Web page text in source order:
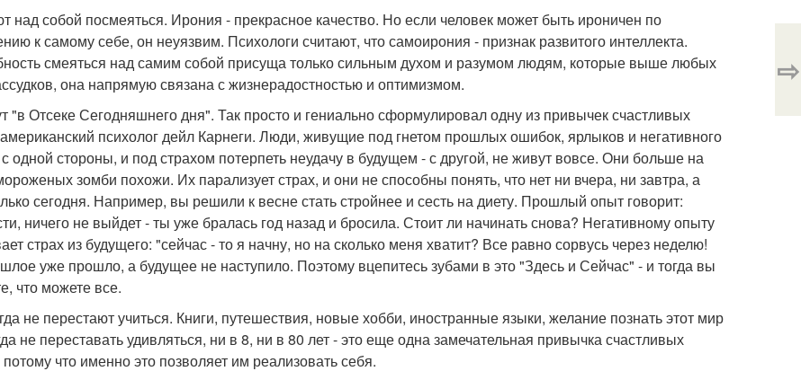
над собой посмеяться. Ирония - прекрасное качество. Но если человек может быть ироничен по
к самому себе, он неуязвим. Психологи считают, что самоирония - признак развитого интеллекта.
смеяться над самим собой присуща только сильным духом и разумом людям, которые выше любых
она напрямую связана с жизнерадостностью и оптимизмом.
"в Отсеке Сегодняшнего дня". Так просто и гениально сформулировал одну из привычек счастливых
психолог дейл Карнеги. Люди, живущие под гнетом прошлых ошибок, ярлыков и негативного
одной стороны, и под страхом потерпеть неудачу в будущем - с другой, не живут вовсе. Они больше на
зомби похожи. Их парализует страх, и они не способны понять, что нет ни вчера, ни завтра, а
сегодня. Например, вы решили к весне стать стройнее и сесть на диету. Прошлый опыт говорит:
ничего не выйдет - ты уже бралась год назад и бросила. Стоит ли начинать снова? Негативному опыту
страх из будущего: "сейчас - то я начну, но на сколько меня хватит? Все равно сорвусь через неделю!
уже прошло, а будущее не наступило. Поэтому вцепитесь зубами в это "Здесь и Сейчас" - и тогда вы
что можете все.
не перестают учиться. Книги, путешествия, новые хобби, иностранные языки, желание познать этот мир
не переставать удивляться, ни в 8, ни в 80 лет - это еще одна замечательная привычка счастливых
что именно это позволяет им реализовать себя.
⇨